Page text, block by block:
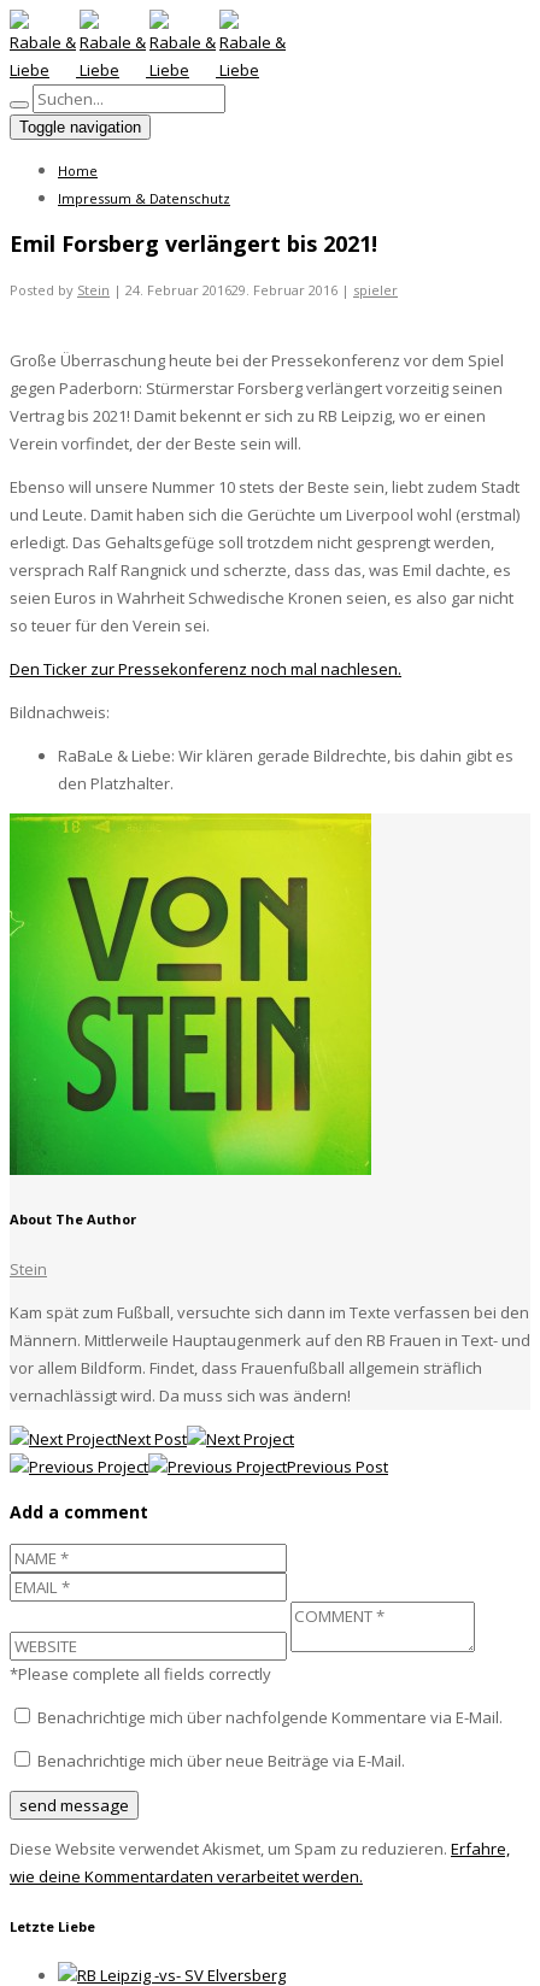
Toggle navigation
Home
Impressum & Datenschutz
Emil Forsberg verlängert bis 2021!
Posted by Stein | 24. Februar 201629. Februar 2016 | spieler
Große Überraschung heute bei der Pressekonferenz vor dem Spiel
gegen Paderborn: Stürmerstar Forsberg verlängert vorzeitig seinen
Vertrag bis 2021! Damit bekennt er sich zu RB Leipzig, wo er einen
Verein vorfindet, der der Beste sein will.
Ebenso will unsere Nummer 10 stets der Beste sein, liebt zudem Stadt
und Leute. Damit haben sich die Gerüchte um Liverpool wohl (erstmal)
erledigt. Das Gehaltsgefüge soll trotzdem nicht gesprengt werden,
versprach Ralf Rangnick und scherzte, dass das, was Emil dachte, es
seien Euros in Wahrheit Schwedische Kronen seien, es also gar nicht
so teuer für den Verein sei.
Den Ticker zur Pressekonferenz noch mal nachlesen.
Bildnachweis:
RaBaLe & Liebe: Wir klären gerade Bildrechte, bis dahin gibt es
den Platzhalter.
About The Author
Stein
Kam spät zum Fußball, versuchte sich dann im Texte verfassen bei den
Männern. Mittlerweile Hauptaugenmerk auf den RB Frauen in Text- und
vor allem Bildform. Findet, dass Frauenfußball allgemein sträflich
vernachlässigt wird. Da muss sich was ändern!
Next Post
Previous Post
Add a comment
*Please complete all fields correctly
Benachrichtige mich über nachfolgende Kommentare via E-Mail.
Benachrichtige mich über neue Beiträge via E-Mail.
Diese Website verwendet Akismet, um Spam zu reduzieren. Erfahre,
wie deine Kommentardaten verarbeitet werden.
Letzte Liebe